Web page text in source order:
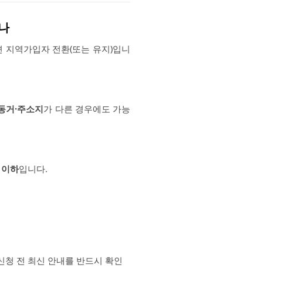
역가입자 전환(또는 유지)입니
거·주소지가 다른 경우에도 가능
하입니다.
청 전 최신 안내를 반드시 확인